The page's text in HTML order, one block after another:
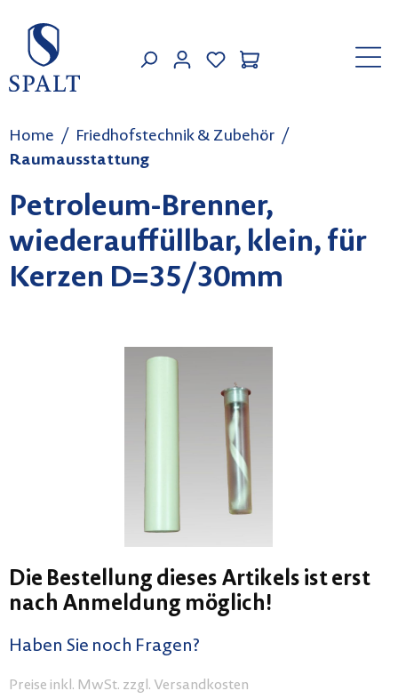
Zum Hauptinhalt springen
MEIN KONTO
Home
Friedhofstechnik & Zubehör
Raumausstattung
Petroleum-Brenner,
wiederauffüllbar, klein, für
Kerzen D=35/30mm
Die Bestellung dieses Artikels ist erst
nach Anmeldung möglich!
Haben Sie noch Fragen?
Preise inkl. MwSt. zzgl. Versandkosten